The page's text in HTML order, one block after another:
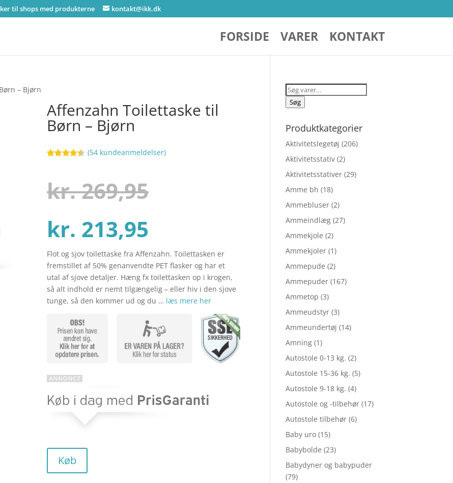
til shops med produkterne kontakt@ikk.dk
FORSIDE VARER KONTAKT
– Bjørn
Affenzahn Toilettaske til
Børn – Bjørn
baseret
på
kundebedø
(54kundeanmeldelser)
kr.269,95
pris
var:
kr. 269,95.
kr. 213,95
aktuelle
pris
er:
Flot og sjov toilettaske fra Affenzahn. Toilettasken er
fremstillet af 50% genanvendte PET flasker og har et
utal af sjove detaljer. Hæng fx toilettasken op i krogen,
så alt indhold er nemt tilgængelig – eller hiv i den sjove
tunge, så den kommer ud og du … læs mere her
Køb
Søg
efter:
Søg
Produktkategorier
Aktivitetslegetøj (206)
Aktivitetsstativ (2)
Aktivitetsstativer (29)
Amme bh (18)
Ammebluser (2)
Ammeindlæg (27)
Ammekjole (2)
Ammekjoler (1)
Ammepude (2)
Ammepuder (167)
Ammetop (3)
Ammeudstyr (3)
Ammeundertøj (14)
Amning (1)
Autostole 0-13 kg. (2)
Autostole 15-36 kg. (5)
Autostole 9-18 kg. (4)
Autostole og -tilbehør (17)
Autostole tilbehør (6)
Baby uro (15)
Babybolde (23)
Babydyner og babypuder
(79)